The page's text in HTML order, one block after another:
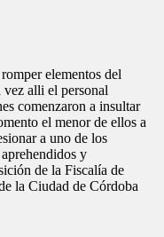
elementos del
alli el personal
comenzaron a insultar
el menor de ellos a
a uno de los
y
de la Fiscalía de
la Ciudad de Córdoba